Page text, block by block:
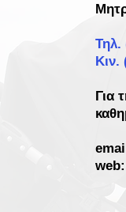
Τηλ.
Κιν.
Για